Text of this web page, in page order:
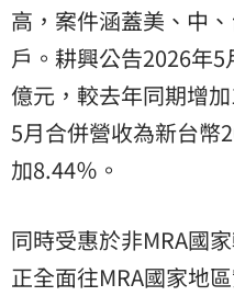
高，案件涵蓋美、中
戶。耕興公告2026年5
億元，較去年同期增
5月合併營收為新台幣
加8.44％。
同時受惠於非MRA國
正全面往MRA國家地